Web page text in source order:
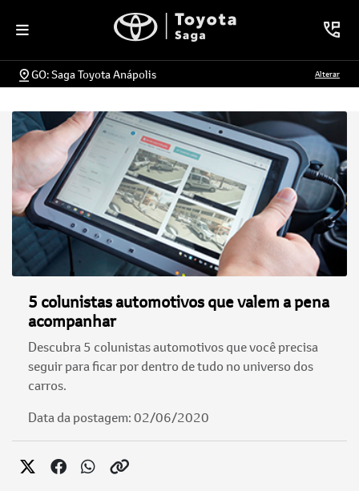
GO: Saga Toyota Anápolis Alterar
5 colunistas automotivos que valem a pena
acompanhar
Descubra 5 colunistas automotivos que você precisa
seguir para ficar por dentro de tudo no universo dos
carros.
Data da postagem: 02/06/2020